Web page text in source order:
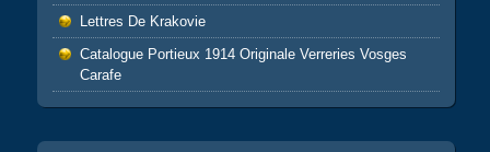
Lettres De Krakovie
Catalogue Portieux 1914 Originale Verreries Vosges
Carafe